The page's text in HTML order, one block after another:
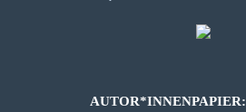
AUTOR*INNENPAPIER: